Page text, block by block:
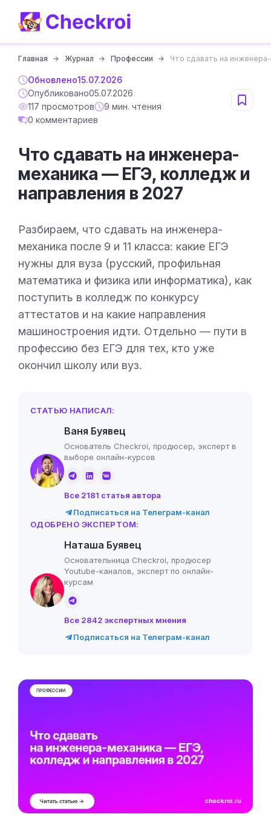
Главная Журнал Профессии Что сдавать на
Обновлено15.07.2026
Опубликовано05.07.2026
117 просмотров
9 мин. чтения
0 комментариев
Что сдавать на инженера-
механика — ЕГЭ, колледж и
направления в 2027
Разбираем, что сдавать на инженера-
механика после 9 и 11 класса: какие ЕГЭ
нужны для вуза (русский, профильная
математика и физика или информатика), как
поступить в колледж по конкурсу
аттестатов и на какие направления
машиностроения идти. Отдельно — пути в
профессию без ЕГЭ для тех, кто уже
окончил школу или вуз.
СТАТЬЮ НАПИСАЛ:
Ваня Буявец
Основатель Checkroi, продюсер, эксперт в
выборе онлайн-курсов
Все 2181 статья автора
Подписаться на Телеграм-канал
ОДОБРЕНО ЭКСПЕРТОМ:
Наташа Буявец
Основательница Checkroi, продюсер
Youtube-каналов, эксперт по онлайн-
курсам
Все 2842 экспертных мнения
Подписаться на Телеграм-канал